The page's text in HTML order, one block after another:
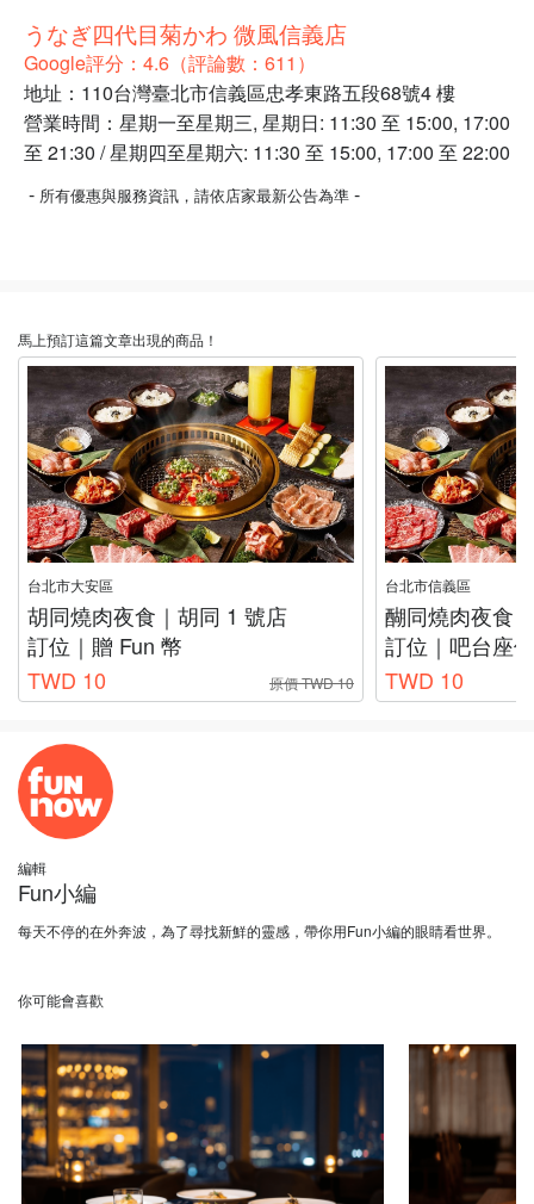
うなぎ四代目菊かわ 微風信義店
Google評分：4.6（評論數：611）
地址：110台灣臺北市信義區忠孝東路五段68號4 樓
營業時間：星期一至星期三, 星期日: 11:30 至 15:00, 17:00
至 21:30 / 星期四至星期六: 11:30 至 15:00, 17:00 至 22:00
- 所有優惠與服務資訊，請依店家最新公告為準 -
馬上預訂這篇文章出現的商品！
台北市大安區
胡同燒肉夜食｜胡同 1 號店
訂位｜贈 Fun 幣
原價 TWD 10
TWD 10
台北市信義區
醐同燒肉夜食
訂位｜吧台座
TWD 10
編輯
Fun小編
每天不停的在外奔波，為了尋找新鮮的靈感，帶你用Fun小編的眼睛看世界。
你可能會喜歡